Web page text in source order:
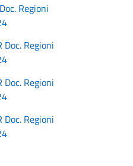
Regioni
Doc. Regioni
Doc. Regioni
Doc. Regioni